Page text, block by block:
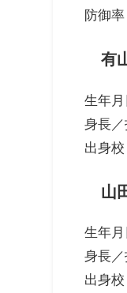
防御
有
生年月
身長
出身校
山
生年月
身長
出身